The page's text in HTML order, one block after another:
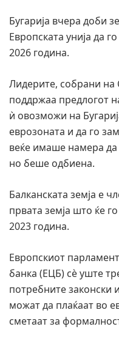
Бугарија вчера доби
Европската унија да
2026 година.
Лидерите, собрани на
поддржаа предлогот
ѝ овозможи на
еврозоната и да го
веќе имаше намера да
но беше одбиена.
Балканската земја е
првата земја што ќе
2023 година.
Европскиот
банка (ЕЦБ) сè уште
потребните законски
можат да плаќаат во
сметаат за